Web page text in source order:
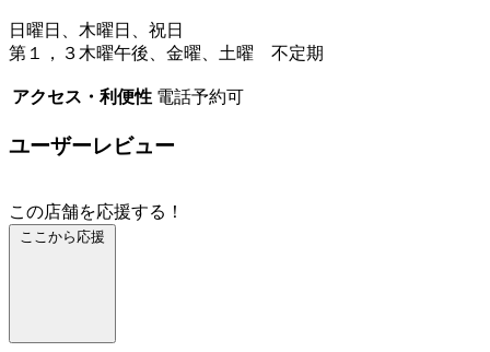
日曜日、木曜日、祝日
第１，３木曜午後、金曜、土曜 不定期
アクセス・利便性 電話予約可
ユーザーレビュー
この店舗を応援する！
ここから応援